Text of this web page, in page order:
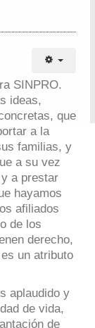
SINPRO.
ideas,
que
a la
familias, y
a su vez
a prestar
hayamos
afiliados
de los
derecho,
un atributo
aplaudido y
de vida,
de